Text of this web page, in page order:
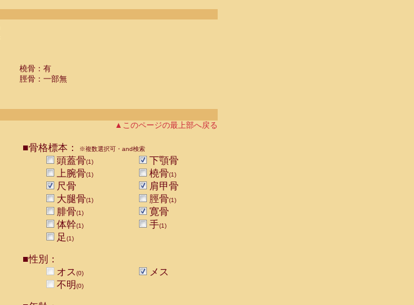
橈骨：有
脛骨：一部無
▲このページの最上部へ戻る
■骨格標本： ※複数選択可・and検索
頭蓋骨(1)
下顎骨
上腕骨(1) 橈骨(1)
尺骨
肩甲骨
大腿骨(1) 脛骨(1)
腓骨(1)
寛骨
体幹(1) 手(1)
足(1)
■性別：
オス(0)
メス
不明(0)